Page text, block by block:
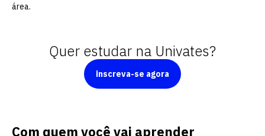
área.
Quer estudar na Univates?
inscreva-se agora
Com quem você vai aprender